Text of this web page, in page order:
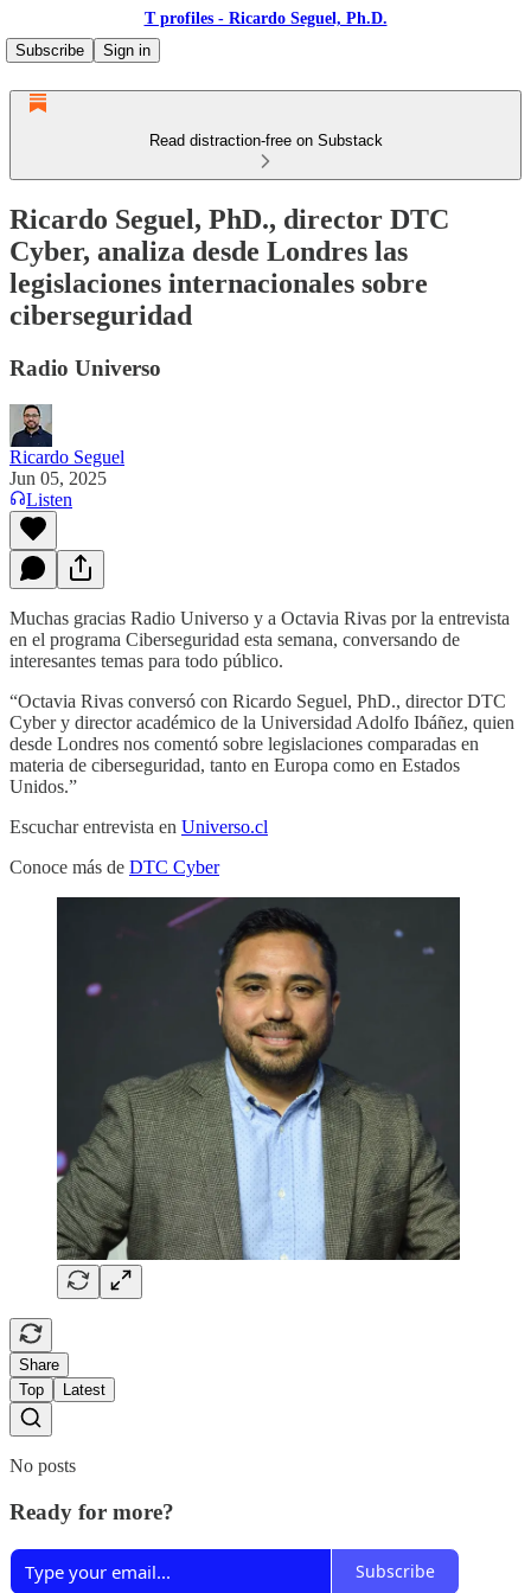
T profiles - Ricardo Seguel, Ph.D.
Subscribe
Sign in
Read distraction-free on Substack
Ricardo Seguel, PhD., director DTC
Cyber, analiza desde Londres las
legislaciones internacionales sobre
ciberseguridad
Radio Universo
Ricardo Seguel
Jun 05, 2025
Listen
Muchas gracias Radio Universo y a Octavia Rivas por la entrevista
en el programa Ciberseguridad esta semana, conversando de
interesantes temas para todo público.
“Octavia Rivas conversó con Ricardo Seguel, PhD., director DTC
Cyber y director académico de la Universidad Adolfo Ibáñez, quien
desde Londres nos comentó sobre legislaciones comparadas en
materia de ciberseguridad, tanto en Europa como en Estados
Unidos.”
Escuchar entrevista en Universo.cl
Conoce más de DTC Cyber
Share
Top
Latest
No posts
Ready for more?
Subscribe